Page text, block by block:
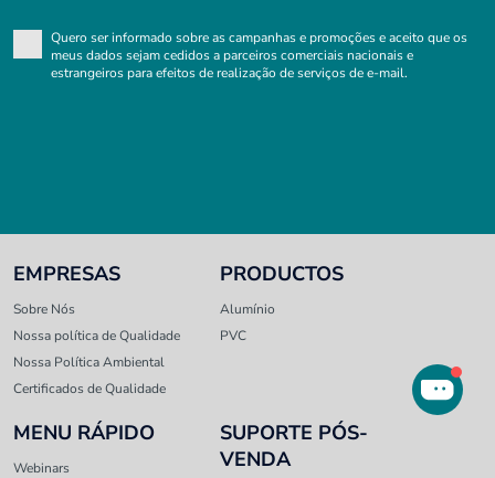
Quero ser informado sobre as campanhas e promoções e aceito que os
meus dados sejam cedidos a parceiros comerciais nacionais e
estrangeiros para efeitos de realização de serviços de e-mail.
EMPRESAS
Sobre Nós
Nossa política de Qualidade
Nossa Política Ambiental
Certificados de Qualidade
PRODUCTOS
Alumínio
PVC
MENU RÁPIDO
Webinars
SUPORTE PÓS-
VENDA